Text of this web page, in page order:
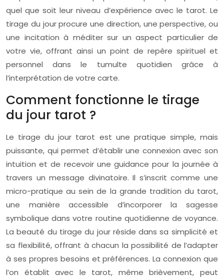
quel que soit leur niveau d’expérience avec le tarot. Le
tirage du jour procure une direction, une perspective, ou
une incitation à méditer sur un aspect particulier de
votre vie, offrant ainsi un point de repère spirituel et
personnel dans le tumulte quotidien grâce à
l’interprétation de votre carte.
Comment fonctionne le tirage
du jour tarot ?
Le tirage du jour tarot est une pratique simple, mais
puissante, qui permet d’établir une connexion avec son
intuition et de recevoir une guidance pour la journée à
travers un message divinatoire. Il s’inscrit comme une
micro-pratique au sein de la grande tradition du tarot,
une manière accessible d’incorporer la sagesse
symbolique dans votre routine quotidienne de voyance.
La beauté du tirage du jour réside dans sa simplicité et
sa flexibilité, offrant à chacun la possibilité de l’adapter
à ses propres besoins et préférences. La connexion que
l’on établit avec le tarot, même brièvement, peut